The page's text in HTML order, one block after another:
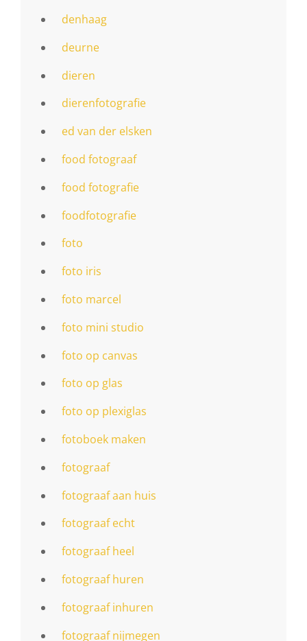
denhaag
deurne
dieren
dierenfotografie
ed van der elsken
food fotograaf
food fotografie
foodfotografie
foto
foto iris
foto marcel
foto mini studio
foto op canvas
foto op glas
foto op plexiglas
fotoboek maken
fotograaf
fotograaf aan huis
fotograaf echt
fotograaf heel
fotograaf huren
fotograaf inhuren
fotograaf nijmegen